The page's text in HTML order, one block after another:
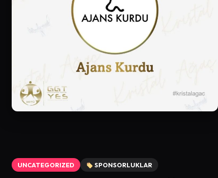
UNCATEGORIZED SPONSORLUKLAR